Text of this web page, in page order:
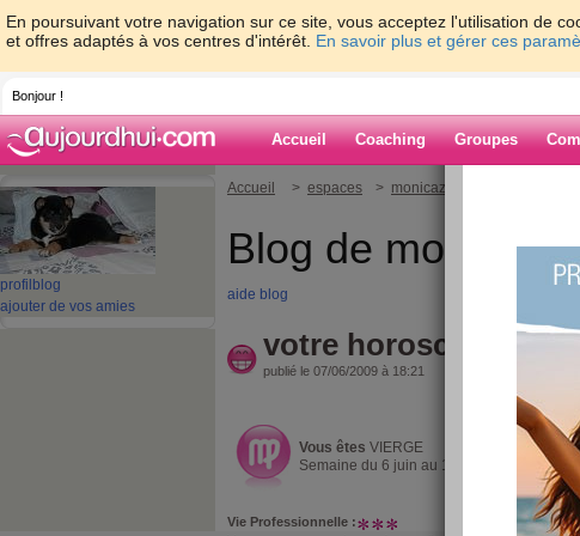
En poursuivant votre navigation sur ce site, vous acceptez l'utilisation de
et offres adaptés à vos centres d'intérêt. En savoir plus et gérer ces
Bonjour !
Accueil Coaching Groupes
profil blog
ajouter de vos amies
Accueil > espaces > monicaz > votre horoscope
Blog de monicaz
aide blog
votre horoscope de
publié le 07/06/2009 à 18:21
Vous êtes VIERGE
Semaine du 6 juin au 12 juin 2009
Vie Professionnelle :